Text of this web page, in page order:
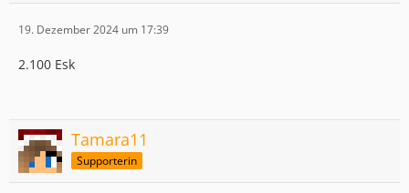
19. Dezember 2024 um 17:39
2.100 Esk
Tamara11
Supporterin